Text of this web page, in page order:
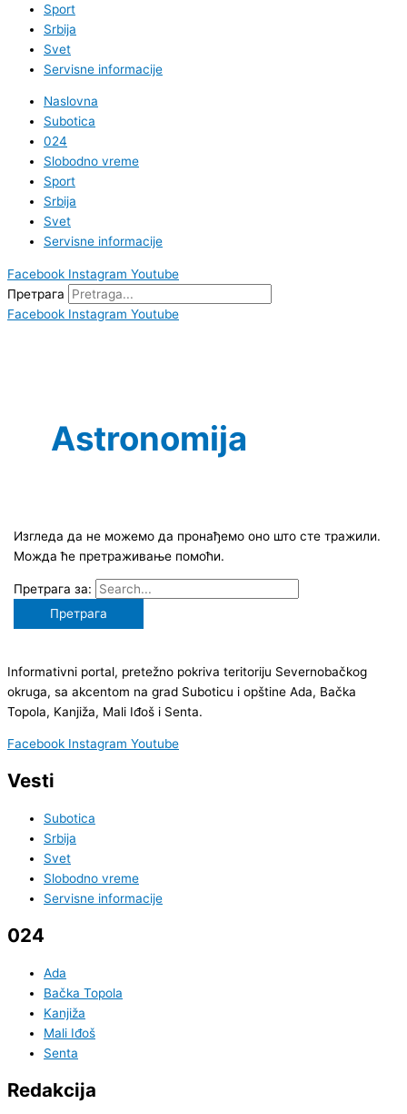
Sport
Srbija
Svet
Servisne informacije
Naslovna
Subotica
024
Slobodno vreme
Sport
Srbija
Svet
Servisne informacije
Facebook Instagram Youtube
Претрага
Facebook Instagram Youtube
Astronomija
Изгледа да не можемо да пронађемо оно што сте тражили.
Можда ће претраживање помоћи.
Претрага за:
Informativni portal, pretežno pokriva teritoriju Severnobačkog
okruga, sa akcentom na grad Suboticu i opštine Ada, Bačka
Topola, Kanjiža, Mali Iđoš i Senta.
Facebook Instagram Youtube
Vesti
Subotica
Srbija
Svet
Slobodno vreme
Servisne informacije
024
Ada
Bačka Topola
Kanjiža
Mali Iđoš
Senta
Redakcija